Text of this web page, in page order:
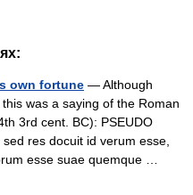
own fortune — Although
was a saying of the Roman
3rd cent. BC): PSEUDO
res docuit id verum esse,
esse suae quemque …